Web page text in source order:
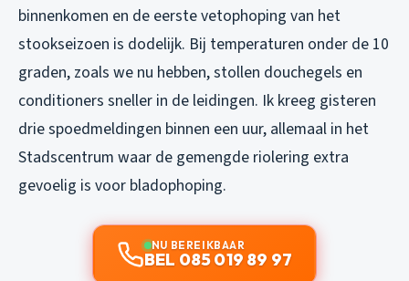
binnenkomen en de eerste vetophoping van het
stookseizoen is dodelijk. Bij temperaturen onder de 10
graden, zoals we nu hebben, stollen douchegels en
conditioners sneller in de leidingen. Ik kreeg gisteren
drie spoedmeldingen binnen een uur, allemaal in het
Stadscentrum waar de gemengde riolering extra
gevoelig is voor bladophoping.
NU BEREIKBAAR
BEL 085 019 89 97